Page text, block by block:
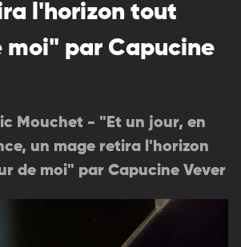
l'horizon tout
moi" par Capucine
Mouchet - "Et un jour, en
un mage retira l'horizon
de moi" par Capucine Vever